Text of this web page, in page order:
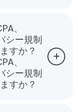
、
シー規制
すか？
、
シー規制
すか？